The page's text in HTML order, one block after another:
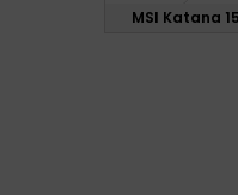
MSI Katana